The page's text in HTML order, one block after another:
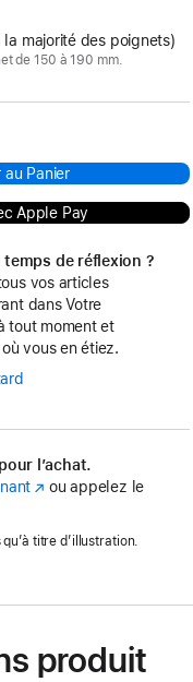
majorité des poignets)
de 150 à 190 mm.
au Panier
Apple Pay
temps de réflexion ?
vos articles
dans Votre
tout moment et
vous en étiez.
l’achat.
(s’ouvre
nouvelle
ou appelez le
titre d’illustration.
produit